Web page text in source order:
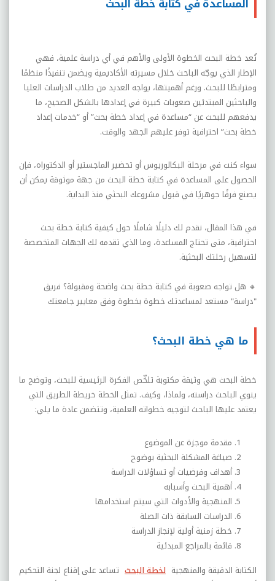
تُعد خطة البحث الخطوة الأولى والأهم في أي دراسة علمية، فهي
الإطار الذي يوجّه الباحث خلال مسيرته الأكاديمية ويضمن تنفيذًا منظمًا
ومترابطًا للبحث. ورغم أهميتها، يواجه العديد من طلاب الدراسات العليا
والباحثين المبتدئين صعوبات كبيرة في إعدادها بالشكل الصحيح، ما
يدفعهم للبحث عن “مساعدة في إعداد خطة بحث” أو “خدمات إعداد
خطة بحث” احترافية توفر عليهم الجهد والوقت.
سواء كنت في مرحلة البكالوريوس أو تحضير الماجستير أو الدكتوراه، فإن
الحصول على المساعدة في كتابة خطة البحث من جهة موثوقة يمكن أن
يصنع فرقًا جوهريًا في قبول مشروعك البحثي منذ البداية.
في هذا المقال، نقدم لك دليلًا شاملًا حول كيفية كتابة خطة بحث
احترافية، متى تحتاج المساعدة، وما الذي تقدمه لك الجهات المتخصصة
لتسهيل رحلتك البحثية.
🔸 هل تواجه صعوبة في كتابة خطة بحث واضحة ومقبولة؟ فريق
"دراسة" مستعد لمساعدتك خطوة بخطوة وفق معايير جامعتك
ما هي خطة البحث؟
خطة البحث هي وثيقة مكتوبة تلخّص الفكرة الرئيسية للبحث، وتوضح ما
ينوي الباحث دراسته، ولماذا، وكيف. تمثل الخطة خريطة الطريق التي
يعتمد عليها الباحث لتوجيه خطواته العلمية، وتتضمن عادة ما يلي:
مقدمة موجزة عن الموضوع
صياغة المشكلة البحثية بوضوح
أهداف وفرضيات أو تساؤلات الدراسة
أهمية البحث وأسبابه
المنهجية والأدوات التي سيتم استخدامها
الدراسات السابقة ذات الصلة
خطة زمنية أولية لإنجاز الدراسة
قائمة بالمراجع المبدئية
الكتابة الدقيقة والمنهجية لخطة البحث تساعد على إقناع لجنة التحكيم